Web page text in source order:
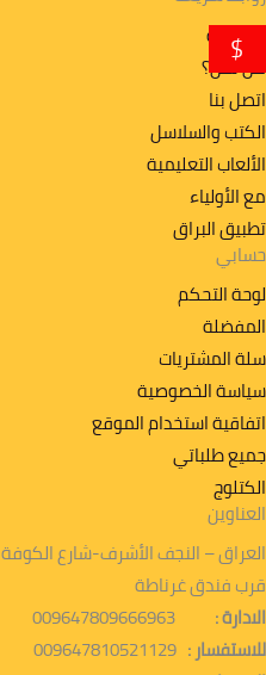
الرئيسية
من نحن؟
اتصل بنا
الكتب والسلاسل
الألعاب التعليمية
مع الأولياء
تطبیق البراق
حسابي
لوحة التحكم
المفضلة
سلة المشتريات
سياسة الخصوصية
اتفاقية استخدام الموقع
جميع طلباتي
الكتلوج
العناوين
العراق – النجف الأشرف-شارع الكوفة
قرب فندق غرناطة
الادارة : 009647809666963
للاستفسار : 009647810521129
$